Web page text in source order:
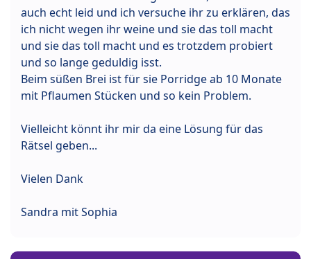
auch echt leid und ich versuche ihr zu erklären, das
ich nicht wegen ihr weine und sie das toll macht
und sie das toll macht und es trotzdem probiert
und so lange geduldig isst.
Beim süßen Brei ist für sie Porridge ab 10 Monate
mit Pflaumen Stücken und so kein Problem.
Vielleicht könnt ihr mir da eine Lösung für das
Rätsel geben...
Vielen Dank
Sandra mit Sophia